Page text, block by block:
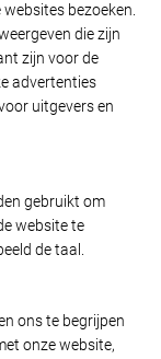
bezoeken.
die zijn
zijn voor de
advertenties
uitgevers en
gebruikt om
website te
de taal.
ons te begrijpen
onze website,